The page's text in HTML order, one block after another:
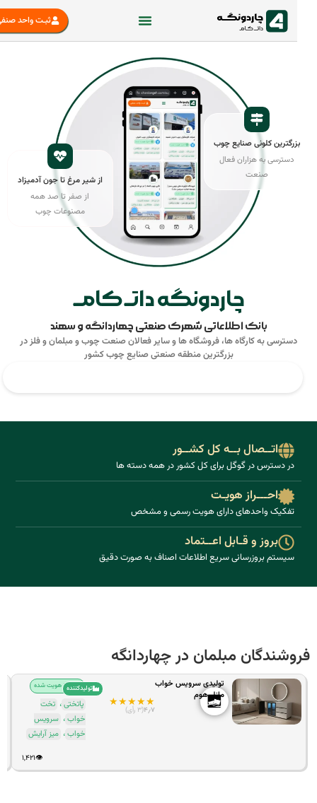
ثبـت واحد صنفی
چاردونگه داتــ کامــ
بانک اطلاعاتی شهرک صنعتی چهاردانگه و سهند
دسترسی به کارگاه ها، فروشگاه ها و سایر فعالان صنعت چوب و مبلمان و فلز در
بزرگترین منطقه صنعتی صنایع چوب کشور
کلونی صنایع چوب
دسترسی به هزاران فعال
صنعت
از شیر مرغ تا جون آدمیزاد
از صفر تا صد همه
مصنوعات چوب
اتــصال بــه کل کشــور
در دسترس در گوگل برای کل کشور در همه دسته ها
احـــراز هویـت
تفکیک واحد‌های دارای هویت رسمی و مشخص
بروز و قـابل اعــتماد
سیستم بروزرسانی سریع اطلاعات اصناف به صورت دقیق
مبلمان در چهاردانگه
تولیدی سرویس خواب
مازل هوم
تولیدکننده
★★★
احراز هویت شده
،تخت
،سرویس
،میز آرایش
۱,۴۲۱